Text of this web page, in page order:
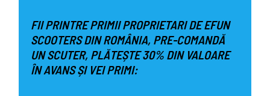
FII PRINTRE PRIMII PROPRIETARI DE EFUN
SCOOTERS DIN ROMÂNIA, PRE-COMANDĂ
UN SCUTER, PLĂTEȘTE 30% DIN VALOARE
ÎN AVANS ȘI VEI PRIMI: